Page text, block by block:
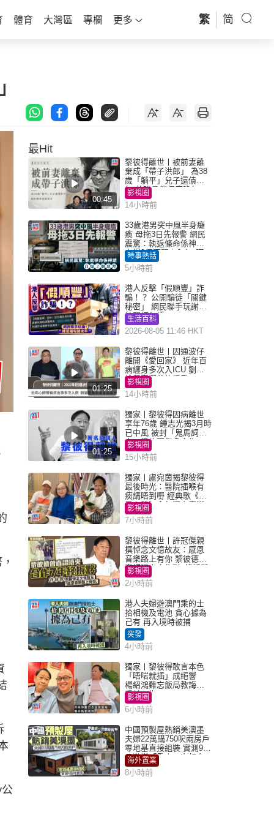
體育 大灣區 專欄 更多 繁 简
最Hit
00:45
黎彼得離世丨被前妻離
棄成「帶子洪郎」 為38
歲「躺平」兒子還債多
年 曾盼尋伴侶度晚年
影視圈
14小時前
33歲港男突中風半身癱
瘓 母拖3日先報警 網民
震驚：執返條命係神蹟
自爆2個惡習｜Juicy叮
時事熱話
5小時前
港人反擊「假順豐」詐
騙！？ 公開騙徒「關鍵
秘密」 網民聯手玩謝：
練習緬甸語
生活百科
2026-08-05 11:46 HKT
01:25
黎彼得離世丨因通波仔
離開《愛回家》 近年百
病纏身多次入ICU 劉鑾
雄黃宗澤曾施援手
影視圈
14小時前
01:25
獨家丨黎彼得因病離世
享年76歲 鍾志光揭3月時
已中風 被封「鬼馬詞
人」與許冠傑多合作
影視圈
15小時前
獨家丨盧宛茵揭黎彼得
最後時光：醫院插喉有
痰講唔到嘢 經典歌《浪
子心聲》金句源自廟街
睇相佬
影視圈
7小時前
黎彼得離世丨許冠傑親
撰悼念文憶故友：感恩
音樂路上有你 黎彼德曾
直認唔夾合作7年終拆夥
影視圈
2小時前
港人夫婦遊澳門乘的士
拾相機及電池 貪心據為
己有 再入境時被捕
突發
4小時前
獨家丨黎彼得敢言本色
「唔啱就插」成絕響
楊紹鴻難忘飯局教誨：
受益一生
影視圈
6小時前
中國預製屋熱銷美澳墨
夫婦22萬購750呎兩房戶
零地基直接組裝 實測9個
月激讚「重來一次都會
買」
海外置業
8小時前